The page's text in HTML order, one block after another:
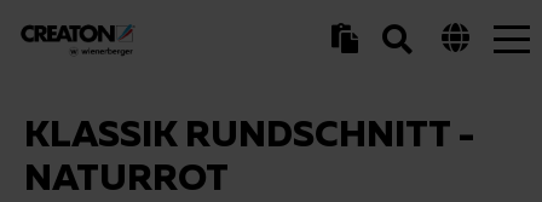
KLASSIK RUNDSCHNITT -
NATURROT